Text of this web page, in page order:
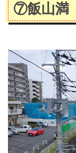
⑦飯山満